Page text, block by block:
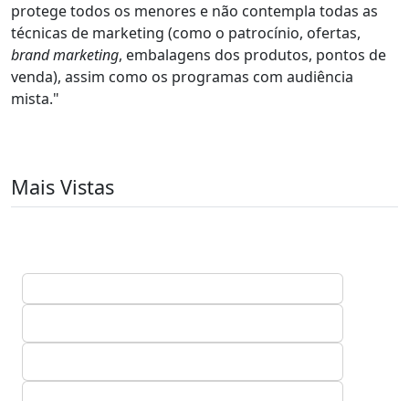
protege todos os menores e não contempla todas as
técnicas de marketing (como o patrocínio, ofertas,
brand marketing, embalagens dos produtos, pontos de
venda), assim como os programas com audiência
mista."
Mais Vistas